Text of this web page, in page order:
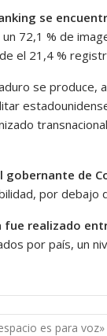
se
72,1 % de
el 21,4 %
se produce,
de
por debajo
fue realizado
por país, un
es para